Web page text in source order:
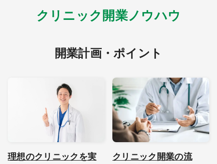
医院の譲渡・売却をお考えの方
クリニック開業ノウハウ
開業計画・ポイント
理想のクリニックを実
クリニック開業の流